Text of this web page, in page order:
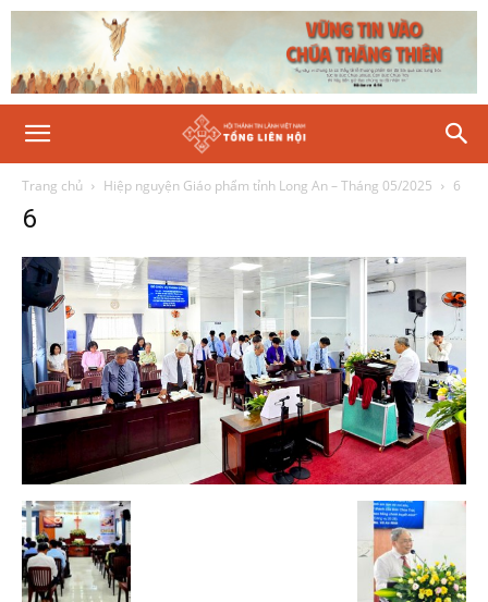
Trang chủ Hiệp nguyện Giáo phẩm tỉnh Long An – Tháng 05/2025 6
6